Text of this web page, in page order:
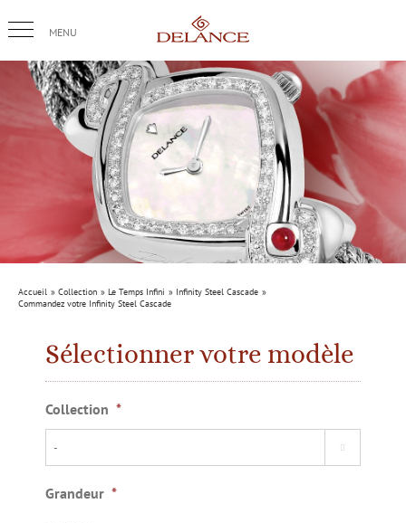
au
contenu
Accueil Collection Le Temps Infini
Infinity Steel Cascade
Commandez votre Infinity Steel Cascade
Sélectionner votre modèle
Collection *

Grandeur *